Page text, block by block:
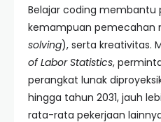
Belajar coding membantu
kemampuan pemecahan
solving), serta kreativitas.
of Labor Statistics,
perangkat lunak
hingga tahun 2031, jauh
rata-rata pekerjaan